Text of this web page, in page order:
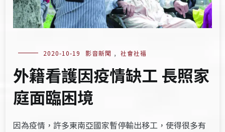
2020-10-19 影音新聞 , 社會社福
外籍看護因疫情缺工 長照家
庭面臨困境
因為疫情，許多東南亞國家暫停輸出移工，使得很多有